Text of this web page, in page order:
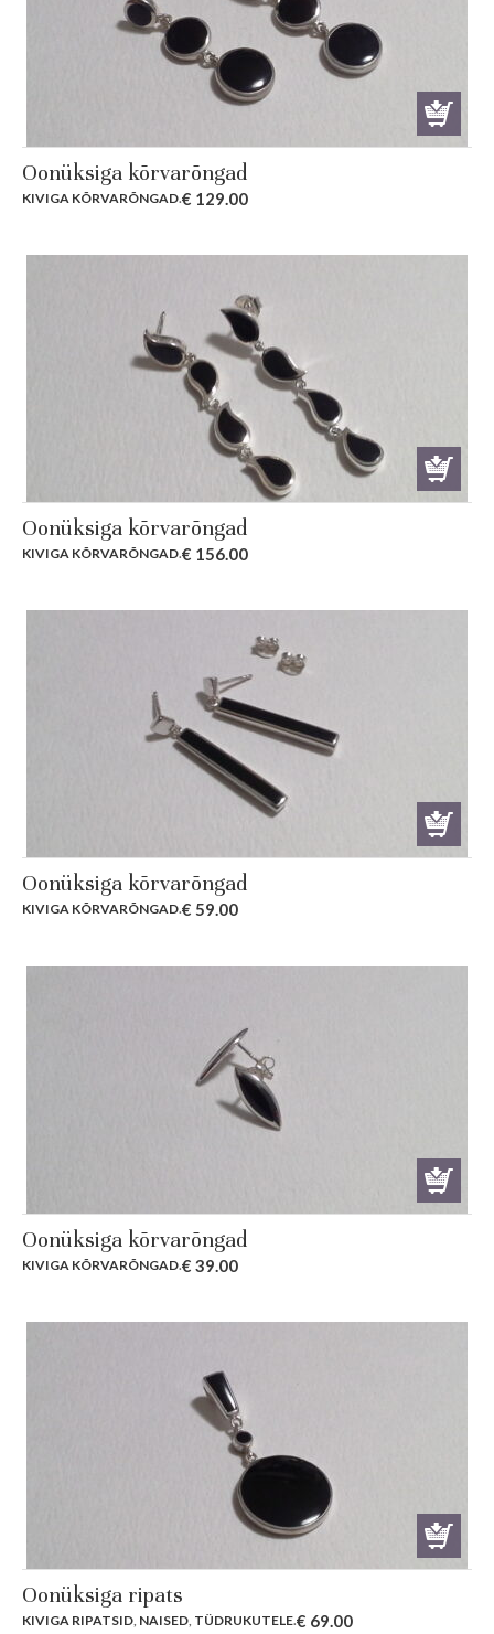
Oonüksiga kõrvarõngad
KIVIGA KÕRVARÕNGAD.€ 129.00
Oonüksiga kõrvarõngad
KIVIGA KÕRVARÕNGAD.€ 156.00
Oonüksiga kõrvarõngad
KIVIGA KÕRVARÕNGAD.€ 59.00
Oonüksiga kõrvarõngad
KIVIGA KÕRVARÕNGAD.€ 39.00
Oonüksiga ripats
KIVIGA RIPATSID, NAISED, TÜDRUKUTELE.€ 69.00